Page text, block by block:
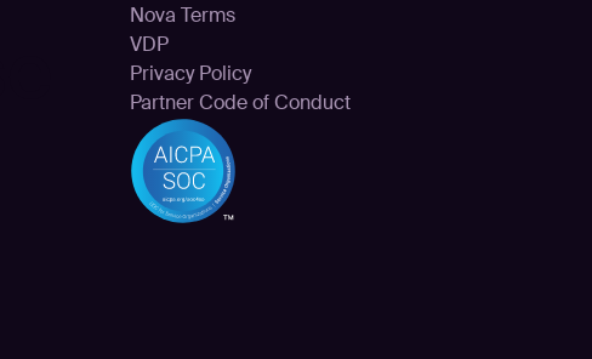
Nova Terms
VDP
Privacy Policy
Partner Code of Conduct